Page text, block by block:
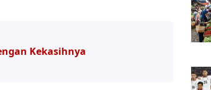
Kekasihnya